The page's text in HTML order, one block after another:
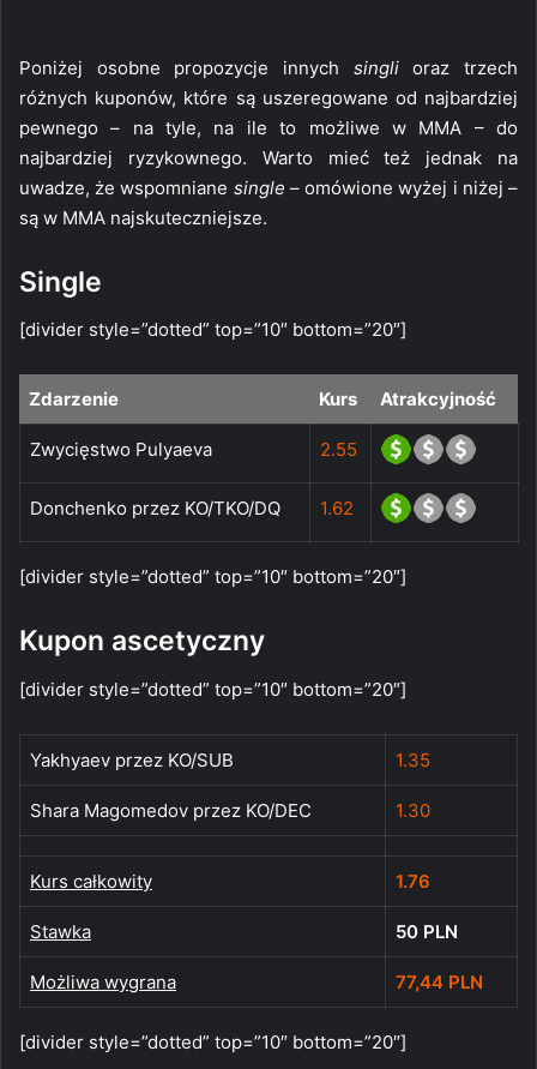
Poniżej osobne propozycje innych singlioraz trzech
różnych kuponów, które są uszeregowane od najbardziej
pewnego – na tyle, na ile to możliwe w MMA – do
najbardziej ryzykownego. Warto mieć też jednak na
uwadze, że wspomniane single – omówione wyżej i niżej –
są w MMA najskuteczniejsze.
Single
[divider style=”dotted” top=”10″ bottom=”20″]
Zdarzenie Kurs Atrakcyjność
Zwycięstwo Pulyaeva 2.55
Donchenko przez KO/TKO/DQ 1.62
[divider style=”dotted” top=”10″ bottom=”20″]
Kupon ascetyczny
[divider style=”dotted” top=”10″ bottom=”20″]
Yakhyaev przez KO/SUB 1.35
Shara Magomedov przez KO/DEC 1.30
Kurs całkowity 1.76
Stawka 50 PLN
Możliwa wygrana 77,44 PLN
[divider style=”dotted” top=”10″ bottom=”20″]